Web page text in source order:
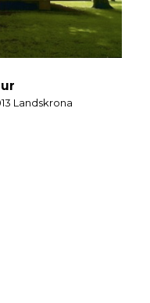
Landskrona